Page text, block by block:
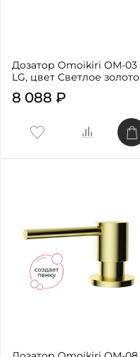
Дозатор Omoikiri OM-03
LG, цвет Светлое золото
8 088 ₽